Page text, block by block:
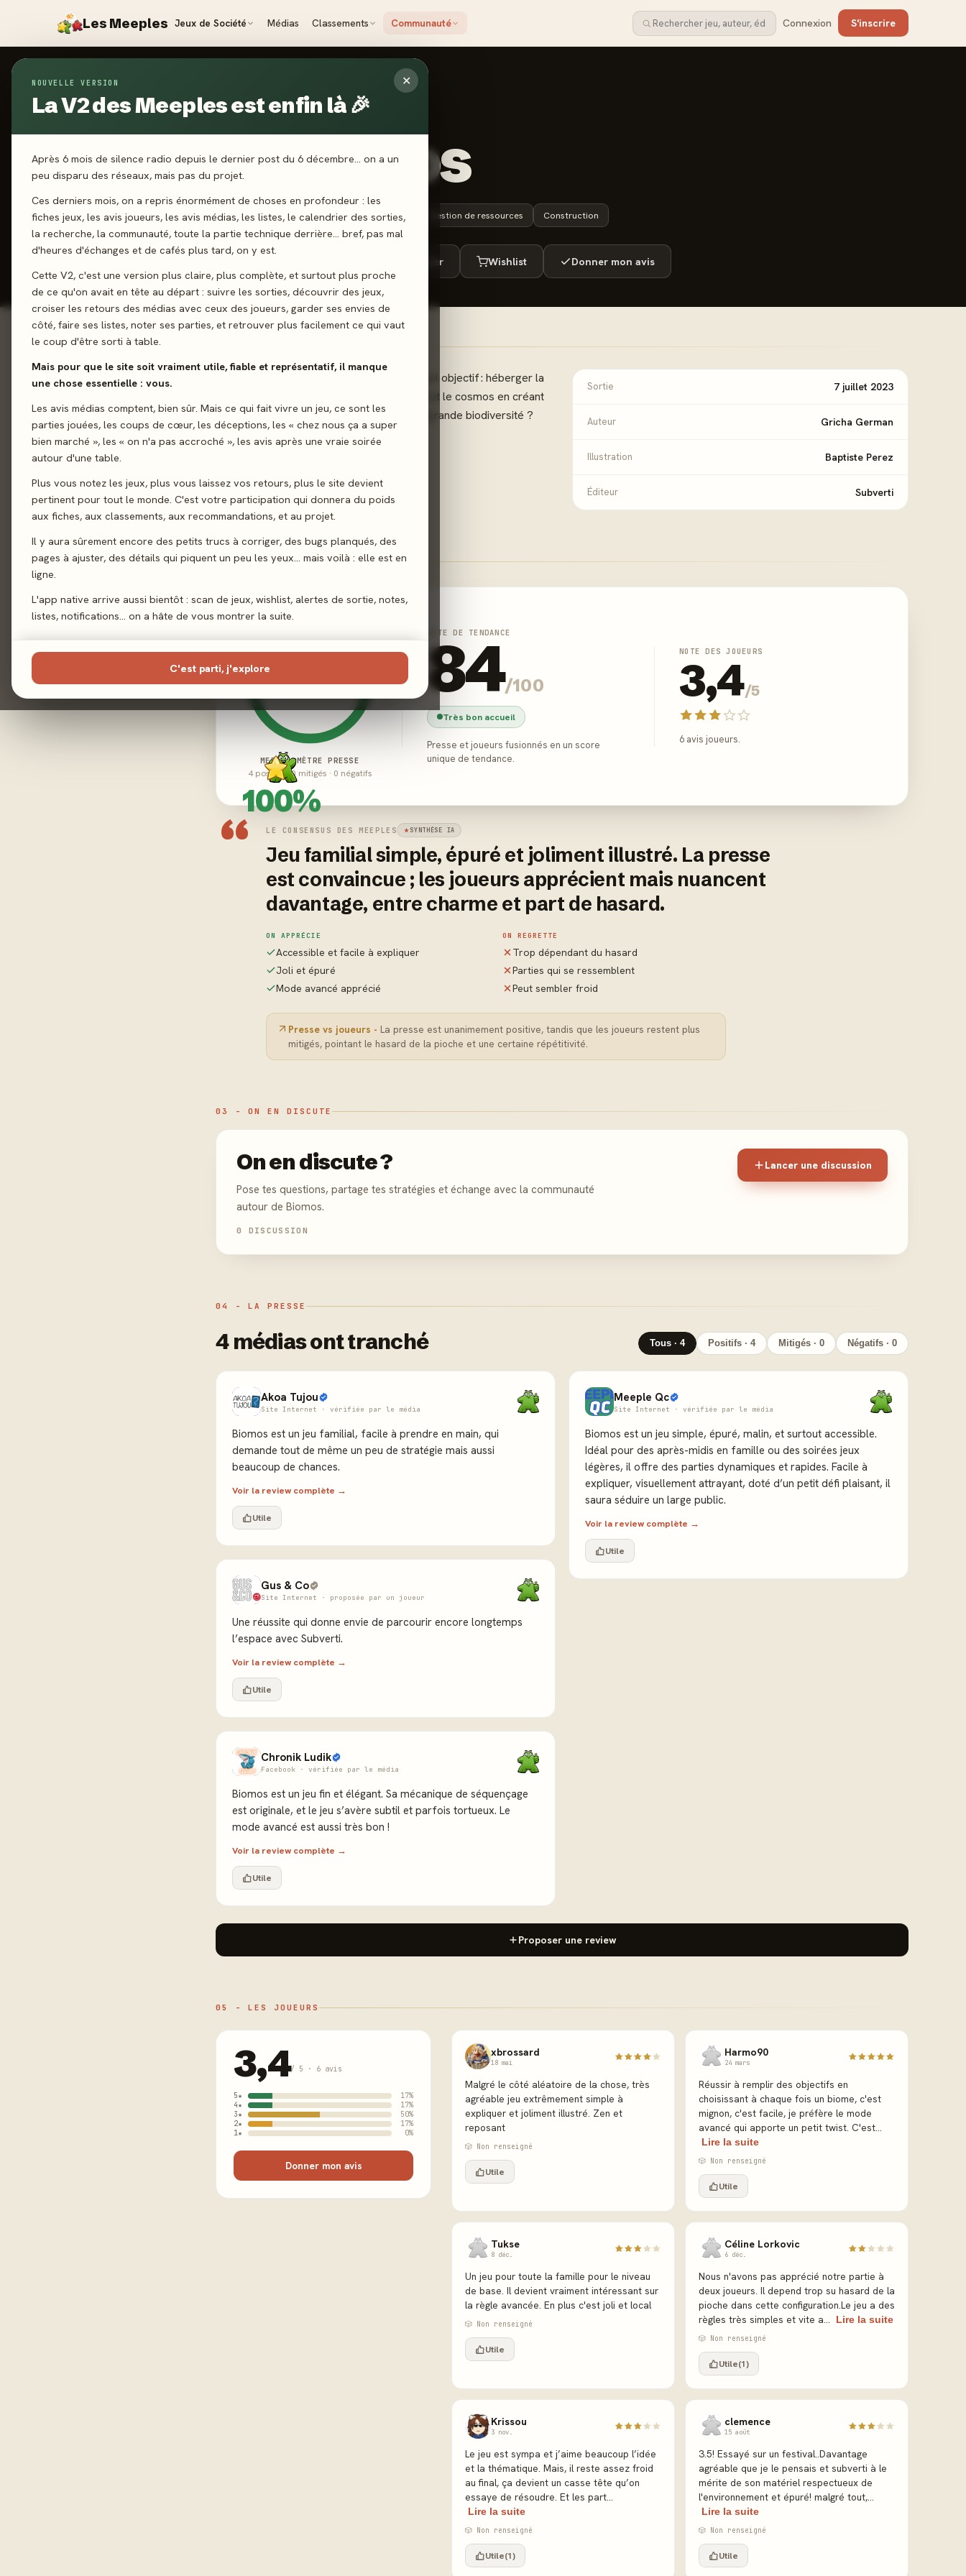
Les Meeples Jeux de Société Médias Classements Communauté Connexion S'inscrire
✕
NOUVELLE VERSION
La V2 des Meeples est enfin là 🎉
Après 6 mois de silence radio depuis le dernier post du 6 décembre… on a un
peu disparu des réseaux, mais pas du projet.
Ces derniers mois, on a repris énormément de choses en profondeur : les
fiches jeux, les avis joueurs, les avis médias, les listes, le calendrier des sorties,
la recherche, la communauté, toute la partie technique derrière… bref, pas mal
d'heures d'échanges et de cafés plus tard, on y est.
Cette V2, c'est une version plus claire, plus complète, et surtout plus proche
de ce qu'on avait en tête au départ : suivre les sorties, découvrir des jeux,
croiser les retours des médias avec ceux des joueurs, garder ses envies de
côté, faire ses listes, noter ses parties, et retrouver plus facilement ce qui vaut
le coup d'être sorti à table.
Mais pour que le site soit vraiment utile, fiable et représentatif, il manque
une chose essentielle : vous.
Les avis médias comptent, bien sûr. Mais ce qui fait vivre un jeu, ce sont les
parties jouées, les coups de cœur, les déceptions, les « chez nous ça a super
bien marché », les « on n'a pas accroché », les avis après une vraie soirée
autour d'une table.
Plus vous notez les jeux, plus vous laissez vos retours, plus le site devient
pertinent pour tout le monde. C'est votre participation qui donnera du poids
aux fiches, aux classements, aux recommandations, et au projet.
Il y aura sûrement encore des petits trucs à corriger, des bugs planqués, des
pages à ajuster, des détails qui piquent un peu les yeux… mais voilà : elle est en
ligne.
L'app native arrive aussi bientôt : scan de jeux, wishlist, alertes de sortie, notes,
listes, notifications… on a hâte de vous montrer la suite.
C'est parti, j'explore
Jeux / Biomos
Biomos
1-4 joueurs 8 ans+ 20 min Gestion de ressources Construction
Envie de jouer Wishlist Donner mon avis
02Le verdict
03On en discute
04 La presse
05Les joueurs
06Acheter
Similaires
Tu es une jeune planète avec un grand et bel objectif : héberger la
vie ! Réussiras-tu à gagner le respect de tout le cosmos en créant
des paysages époustouflants avec la plus grande biodiversité ?
Gestion de ressources
Sortie 7 juillet 2023
Auteur Gricha German
Illustration Baptiste Perez
Éditeur Subverti
02 - LE VERDICT
100%
MEEPLE-MÈTRE PRESSE
4 positifs · 0 mitigés · 0 négatifs
NOTE DE TENDANCE
84/100
Très bon accueil
Presse et joueurs fusionnés en un score
unique de tendance.
NOTE DES JOUEURS
3,4/5
6 avis joueurs.
“ LE CONSENSUS DES MEEPLES SYNTHÈSE IA
Jeu familial simple, épuré et joliment illustré. La presse
est convaincue ; les joueurs apprécient mais nuancent
davantage, entre charme et part de hasard.
ON APPRÉCIE
Accessible et facile à expliquer
Joli et épuré
Mode avancé apprécié
ON REGRETTE
Trop dépendant du hasard
Parties qui se ressemblent
Peut sembler froid
Presse vs joueurs - La presse est unanimement positive, tandis que les joueurs restent plus
mitigés, pointant le hasard de la pioche et une certaine répétitivité.
03 - ON EN DISCUTE
On en discute ?
Pose tes questions, partage tes stratégies et échange avec la communauté
autour de Biomos.
0 DISCUSSION
Lancer une discussion
04 - LA PRESSE
4 médias ont tranché Tous · 4 Positifs · 4 Mitigés · 0 Négatifs · 0
Akoa Tujou
Site Internet · vérifiée par le média
Biomos est un jeu familial, facile à prendre en main, qui
demande tout de même un peu de stratégie mais aussi
beaucoup de chances.
Voir la review complète →
Utile
Gus & Co
Site Internet · proposée par un joueur
Une réussite qui donne envie de parcourir encore longtemps
l’espace avec Subverti.
Voir la review complète →
Utile
Chronik Ludik
Facebook · vérifiée par le média
Biomos est un jeu fin et élégant. Sa mécanique de séquençage
est originale, et le jeu s’avère subtil et parfois tortueux. Le
mode avancé est aussi très bon !
Voir la review complète →
Utile
Meeple Qc
Site Internet · vérifiée par le média
Biomos est un jeu simple, épuré, malin, et surtout accessible.
Idéal pour des après-midis en famille ou des soirées jeux
légères, il offre des parties dynamiques et rapides. Facile à
expliquer, visuellement attrayant, doté d’un petit défi plaisant, il
saura séduire un large public.
Voir la review complète →
Utile
Proposer une review
05 - LES JOUEURS
3,4/ 5 · 6 avis
5★
17%
4★
17%
3★
50%
2★
17%
1★
0%
Donner mon avis
xbrossard
18 mai
Malgré le côté aléatoire de la chose, très
agréable jeu extrêmement simple à
expliquer et joliment illustré. Zen et
reposant
🎲 Non renseigné
Utile
Harmo90
24 mars
Réussir à remplir des objectifs en
choisissant à chaque fois un biome, c'est
mignon, c'est facile, je préfère le mode
avancé qui apporte un petit twist. C'est...
Lire la suite
🎲 Non renseigné
Utile
Tukse
8 déc.
Un jeu pour toute la famille pour le niveau
de base. Il devient vraiment intéressant sur
la règle avancée. En plus c'est joli et local
🎲 Non renseigné
Utile
Céline Lorkovic
6 déc.
Nous n'avons pas apprécié notre partie à
deux joueurs. Il depend trop su hasard de la
pioche dans cette configuration.Le jeu a des
règles très simples et vite a...
Lire la suite
🎲 Non renseigné
Utile(1)
Krissou
3 nov.
Le jeu est sympa et j’aime beaucoup l’idée
et la thématique. Mais, il reste assez froid
au final, ça devient un casse tête qu’on
essaye de résoudre. Et les part...
Lire la suite
🎲 Non renseigné
Utile(1)
clemence
15 août
3.5! Essayé sur un festival..Davantage
agréable que je le pensais et subverti à le
mérite de son matériel respectueux de
l'environnement et épuré! malgré tout,...
Lire la suite
🎲 Non renseigné
Utile